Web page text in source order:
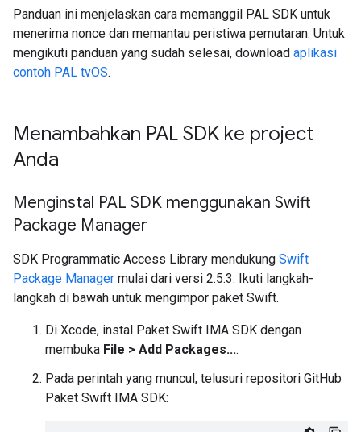
Panduan ini menjelaskan cara memanggil PAL SDK untuk
menerima nonce dan memantau peristiwa pemutaran. Untuk
mengikuti panduan yang sudah selesai, download aplikasi
contoh PAL tvOS.
Menambahkan PAL SDK ke project
Anda
Menginstal PAL SDK menggunakan Swift
Package Manager
SDK Programmatic Access Library mendukung Swift
Package Manager mulai dari versi 2.5.3. Ikuti langkah-
langkah di bawah untuk mengimpor paket Swift.
Di Xcode, instal Paket Swift IMA SDK dengan
membuka File > Add Packages....
Pada perintah yang muncul, telusuri repositori GitHub
Paket Swift IMA SDK: